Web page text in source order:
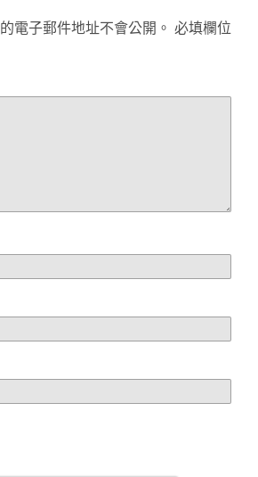
電子郵件地址不會公開。 必填欄位